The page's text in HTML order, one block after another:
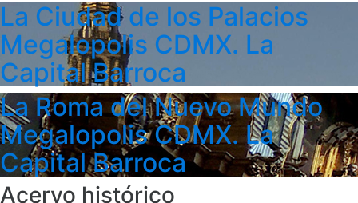
La Ciudad de los Palacios
Megalopolis CDMX. La
Capital Barroca
La Roma del Nuevo Mundo
Megalopolis CDMX. La
Capital Barroca
Acervo histórico